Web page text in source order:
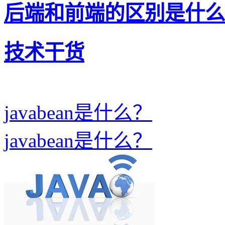
后端和前端的区别是什
技术干货
javabean是什么？
javabean是什么？